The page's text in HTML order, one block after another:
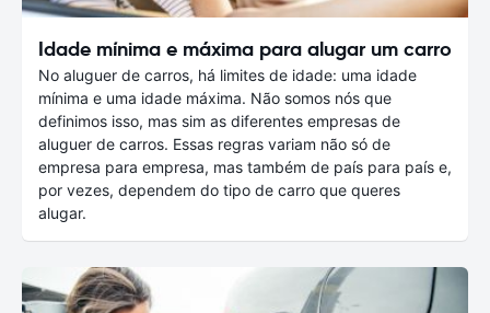
Idade mínima e máxima para alugar um carro
No aluguer de carros, há limites de idade: uma idade
mínima e uma idade máxima. Não somos nós que
definimos isso, mas sim as diferentes empresas de
aluguer de carros. Essas regras variam não só de
empresa para empresa, mas também de país para país e,
por vezes, dependem do tipo de carro que queres
alugar.